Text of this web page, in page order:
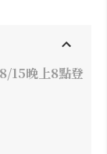
15晚上8點登